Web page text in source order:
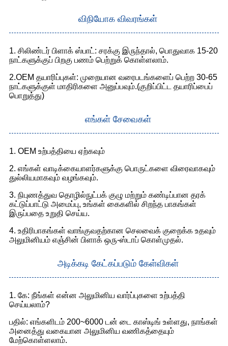
விநியோக விவரங்கள்
1. சிலிண்டர் பிளாக் ஸ்பாட்: சரக்கு இருந்தால், பொதுவாக 15-20
நாட்களுக்குப் பிறகு பணம் பெற்றுக் கொள்ளலாம்.
2.OEM தயாரிப்புகள்: முறையான வரைபடங்களைப் பெற்ற 30-65
நாட்களுக்குள் மாதிரிகளை அனுப்பவும்.(குறிப்பிட்ட தயாரிப்பைப்
பொறுத்து)
எங்கள் சேவைகள்
1. OEM உற்பத்தியை ஏற்கவும்
2. எங்கள் வாடிக்கையாளர்களுக்கு பொருட்களை விரைவாகவும்
துல்லியமாகவும் வழங்கவும்.
3. நிபுணத்துவ தொழில்நுட்பக் குழு மற்றும் கண்டிப்பான தரக்
கட்டுப்பாட்டு அமைப்பு, உங்கள் கைகளில் சிறந்த பாகங்கள்
இருப்பதை உறுதி செய்ய.
4. உதிரிபாகங்கள் வாங்குவதற்கான செலவைக் குறைக்க உதவும்
அலுமினியம் எஞ்சின் பிளாக் ஒரு-ஸ்டாப் கொள்முதல்.
அடிக்கடி கேட்கப்படும் கேள்விகள்
1. கே: நீங்கள் என்ன அலுமினிய வார்ப்புகளை உற்பத்தி
செய்யலாம்?
பதில்: எங்களிடம் 200~6000 டன் டை காஸ்டிங் உள்ளது, நாங்கள்
அனைத்து வகையான அலுமினிய வணிகத்தையும்
மேற்கொள்ளலாம்.